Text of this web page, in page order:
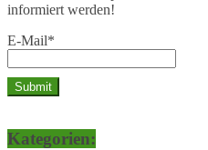
informiert werden!
E-Mail*
Kategorien: